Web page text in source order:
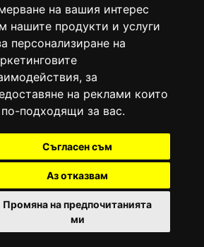
на вашия интерес
нашите продукти и услуги
персонализиране на
, за
на реклами които
подходящи за вас.
Съгласен съм
Аз отказвам
Промяна на предпочитанията
ми
е регистрирано в националния
издания (Българска национална
ISSN 1312-4722.
на марката: Вяра информационен
България, със свидетелство за марка
година.
запазени!